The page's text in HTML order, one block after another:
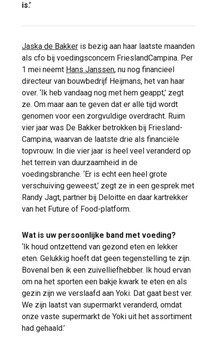
is.’
Jaska de Bakker is bezig aan haar laatste maanden
als cfo bij voedingsconcern FrieslandCampina. Per
1 mei neemt Hans Janssen, nu nog financieel
directeur van bouwbedrijf Heijmans, het van haar
over. ‘Ik heb vandaag nog met hem geappt,’ zegt
ze. Om maar aan te geven dat er alle tijd wordt
genomen voor een zorgvuldige overdracht. Ruim
vier jaar was De Bakker betrokken bij Friesland-
Campina, waarvan de laatste drie als financiële
topvrouw. In die vier jaar is heel veel veranderd op
het terrein van duurzaamheid in de
voedingsbranche. ‘Er is echt een heel grote
verschuiving geweest,’ zegt ze in een gesprek met
Randy Jagt, partner bij Deloitte en daar kartrekker
van het Future of Food-platform.
Wat is uw persoonlijke band met voeding?
‘Ik houd ontzettend van gezond eten en lekker
eten. Gelukkig hoeft dat geen tegenstelling te zijn.
Bovenal ben ik een zuivelliefhebber. Ik houd ervan
om na het sporten een bakje kwark te eten en als
gezin zijn we verslaafd aan Yoki. Dat gaat best ver.
We zijn laatst van supermarkt veranderd, omdat
onze vaste supermarkt de Yoki uit het assortiment
had gehaald.’